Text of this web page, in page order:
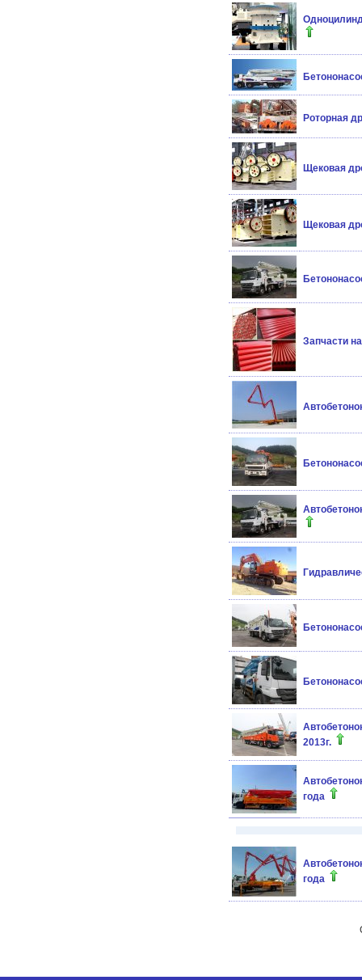
Роторная
Щековая
Щековая
Запчасти
2013г.
года
года